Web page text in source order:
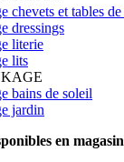
chevets et tables
dressings
literie
lits
bains de soleil
jardin
en magasin